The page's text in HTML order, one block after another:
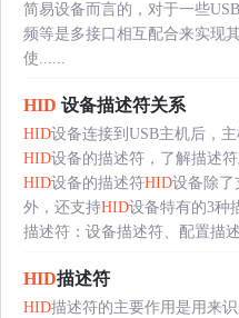
简易设备而言的，对于一些
频等是多接口相互配合来实现
使......
HID 设备描述符关系
HID设备连接到USB主机后，
HID设备的描述符，了解描述
HID设备的描述符HID设备除了
外，还支持HID设备特有的3种
描述符：设备描述符、配置描
HID描述符
HID描述符的主要作用是用来识